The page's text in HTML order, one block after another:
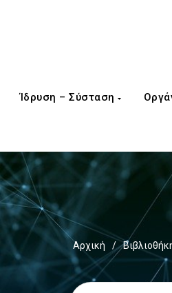
Ίδρυση – Σύσταση
Αρχική /